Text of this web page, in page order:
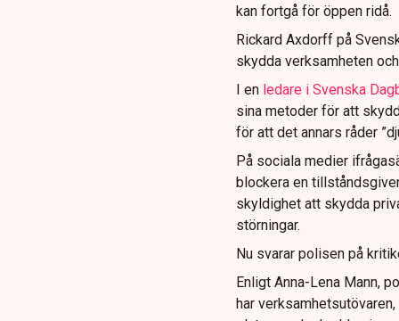
kan fortgå för öppen ridå.
Rickard Axdorff på
skydda verksamheten
I en ledare i Svenska
sina metoder för att
för att det annars råder
På sociala medier
blockera en
skyldighet att skydda
störningar.
Nu svarar polisen på
Enligt Anna-Lena Mann,
har